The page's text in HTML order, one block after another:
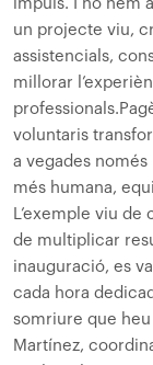
impuls. I ho hem
un projecte viu,
assistencials,
millorar
professionals.
voluntaris
a vegades
més humana,
L’exemple viu
de multiplicar
inauguració, es
cada hora
somriure que heu
Martínez,